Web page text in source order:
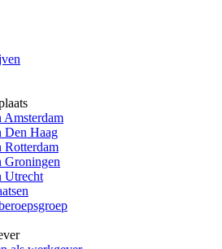
Amsterdam
Den Haag
Rotterdam
Groningen
Utrecht